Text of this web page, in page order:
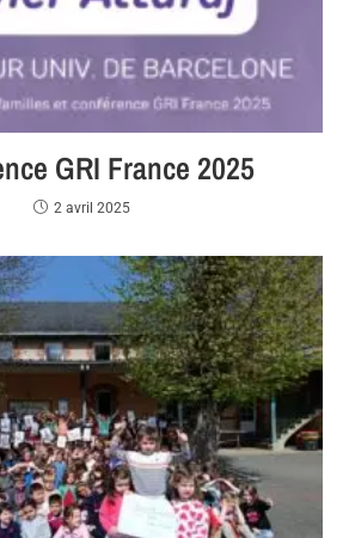
GRI France 2025
2 avril 2025